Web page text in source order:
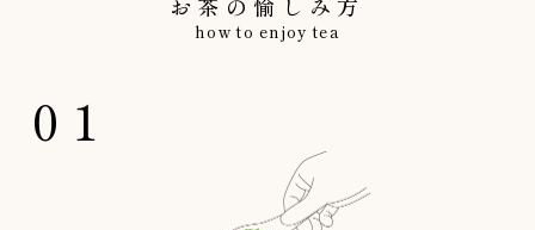
how to enjoy tea
01